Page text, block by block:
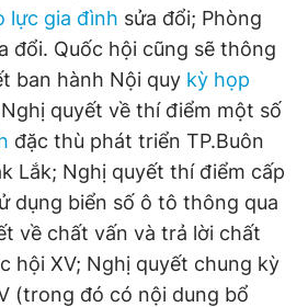
lực gia đình sửa đổi; Phòng
đổi. Quốc hội cũng sẽ thông
ban hành Nội quy kỳ họp
quyết về thí điểm một số
đặc thù phát triển TP.Buôn
Lắk; Nghị quyết thí điểm cấp
dụng biển số ô tô thông qua
về chất vấn và trả lời chất
hội XV; Nghị quyết chung kỳ
(trong đó có nội dung bổ